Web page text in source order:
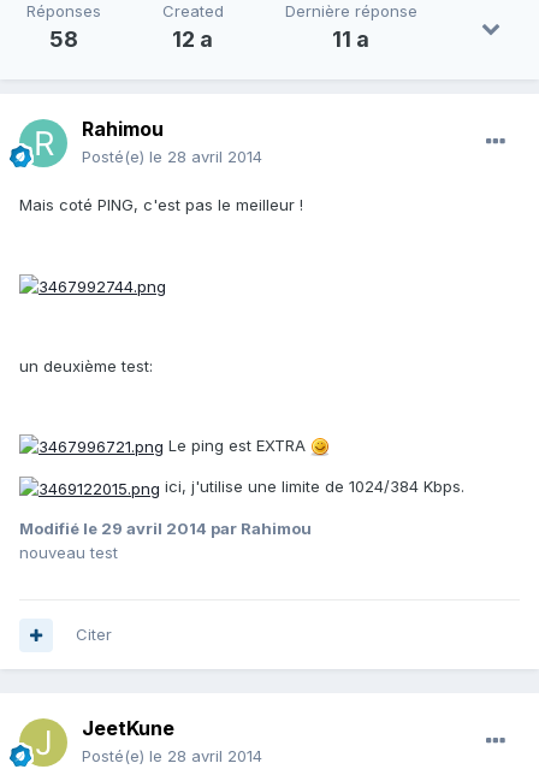
Réponses
58
Created
12 a
Dernière réponse
11 a
Rahimou
Posté(e) le 28 avril 2014
Mais coté PING, c'est pas le meilleur !
un deuxième test:
Le ping est EXTRA
ici, j'utilise une limite de 1024/384 Kbps.
Modifié le 29 avril 2014 par Rahimou
nouveau test
Citer
JeetKune
Posté(e) le 28 avril 2014